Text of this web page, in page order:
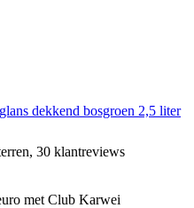
dekkend bosgroen 2,5 liter
30 klantreviews
met Club Karwei